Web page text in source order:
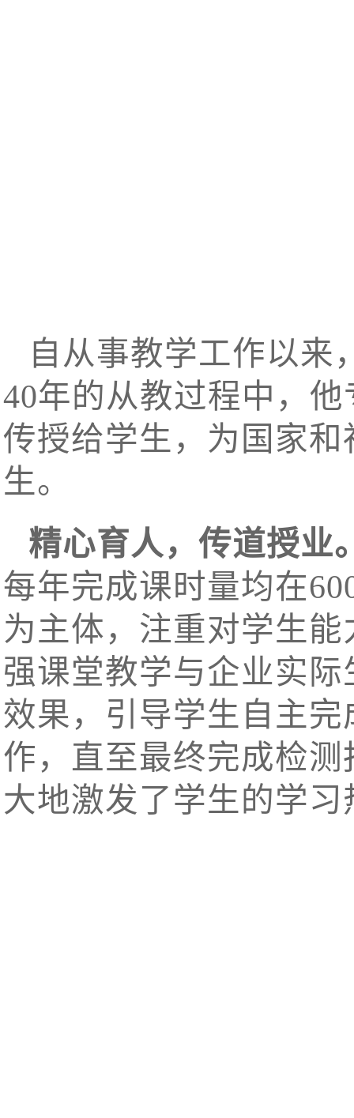
自从事教学工作以来
40年的从教过程中，
传授给学生，为国家
生。
精心育人，传道授业
每年完成课时量均在
为主体，注重对学生
强课堂教学与企业实
效果，引导学生自主
作，直至最终完成检
大地激发了学生的学